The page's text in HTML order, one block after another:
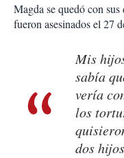
Magda se quedó con
fueron asesinados el 27
Mis
sabía
vería
los
dos